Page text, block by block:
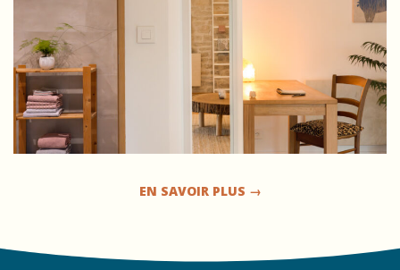
EN SAVOIR PLUS →